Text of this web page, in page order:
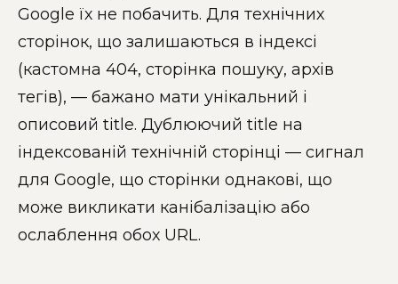
Google їх не побачить. Для технічних
сторінок, що залишаються в індексі
(кастомна 404, сторінка пошуку, архів
тегів), — бажано мати унікальний і
описовий title. Дублюючий title на
індексованій технічній сторінці — сигнал
для Google, що сторінки однакові, що
може викликати канібалізацію або
ослаблення обох URL.